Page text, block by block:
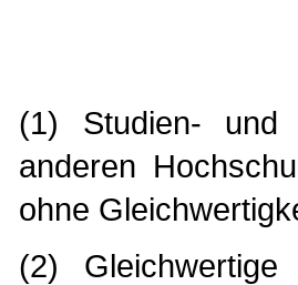
(1) Studien- und
anderen
ohne
(2)